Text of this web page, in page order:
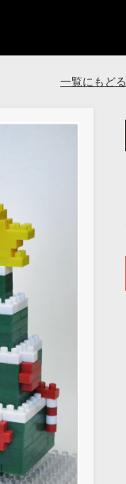
一覧にもどる